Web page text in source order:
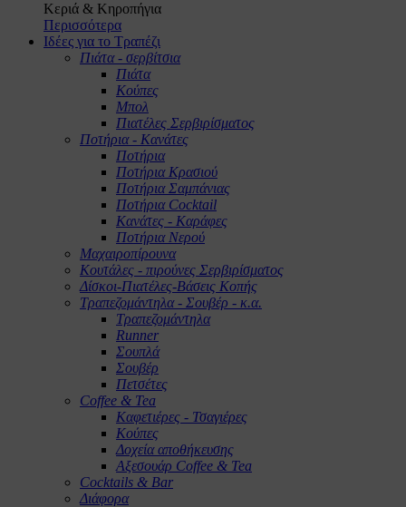
Κεριά & Κηροπήγια
Περισσότερα
Ιδέες για το Τραπέζι
Πιάτα - σερβίτσια
Πιάτα
Κούπες
Μπολ
Πιατέλες Σερβιρίσματος
Ποτήρια - Κανάτες
Ποτήρια
Ποτήρια Κρασιού
Ποτήρια Σαμπάνιας
Ποτήρια Cocktail
Κανάτες - Καράφες
Ποτήρια Νερού
Μαχαιροπίρουνα
Κουτάλες - πιρούνες Σερβιρίσματος
Δίσκοι-Πιατέλες-Βάσεις Κοπής
Τραπεζομάντηλα - Σουβέρ - κ.α.
Τραπεζομάντηλα
Runner
Σουπλά
Σουβέρ
Πετσέτες
Coffee & Tea
Καφετιέρες - Τσαγιέρες
Κούπες
Δοχεία αποθήκευσης
Αξεσουάρ Coffee & Tea
Cocktails & Bar
Διάφορα